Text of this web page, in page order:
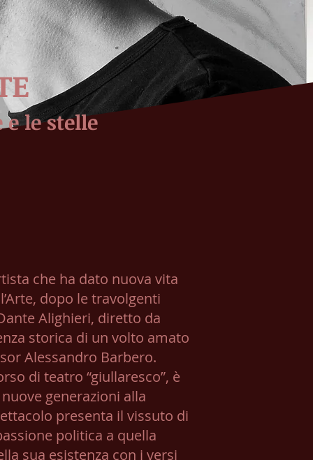
le stelle
che ha dato nuova vita
dopo le travolgenti
Alighieri, diretto da
storica di un volto amato
Alessandro Barbero.
di teatro “giullaresco”, è
generazioni alla
presenta il vissuto di
politica a quella
sua esistenza con i versi